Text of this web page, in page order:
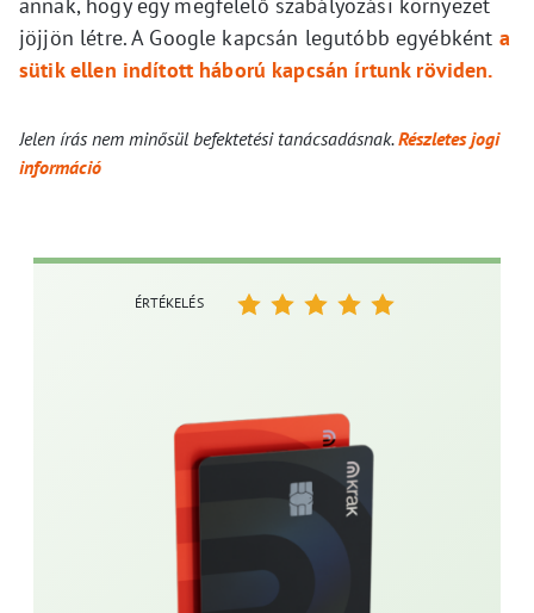
jöjjön létre. A Google kapcsán legutóbb egyébként a
sütik ellen indított háború kapcsán írtunk röviden.
Jelen írás nem minősül befektetési tanácsadásnak.Részletes jogi
információ
ÉRTÉKELÉS